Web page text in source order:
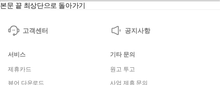
본문 끝 최상단으로 돌아가기
고객센터 공지사항
서비스
제휴카드
뷰어 다운로드
기타 문의
원고 투고
사업 제휴 문의